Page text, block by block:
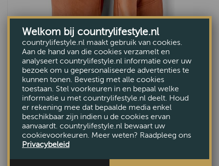
Dames handschoen Boda Mitt Cork
€120,-
Welkom bij countrylifestyle.nl
countrylifestyle.nl maakt gebruik van cookies.
Aan de hand van die cookies verzamelt en
analyseert countrylifestyle.nl informatie over uw
bezoek om u gepersonaliseerde advertenties te
kunnen tonen. Bevestig met alle cookies
toestaan. Stel voorkeuren in en bepaal welke
informatie u met countrylifestyle.nl deelt. Houd
er rekening mee dat bepaalde media enkel
beschikbaar zijn indien u de cookies ervan
aanvaardt. countrylifestyle.nl bewaart uw
cookievoorkeuren. Meer weten? Raadpleeg ons
Privacybeleid